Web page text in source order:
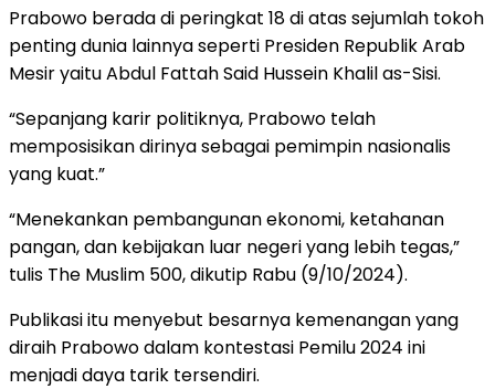
Prabowo berada di peringkat 18 di atas sejumlah tokoh
penting dunia lainnya seperti Presiden Republik Arab
Mesir yaitu Abdul Fattah Said Hussein Khalil as-Sisi.
“Sepanjang karir politiknya, Prabowo telah
memposisikan dirinya sebagai pemimpin nasionalis
yang kuat.”
“Menekankan pembangunan ekonomi, ketahanan
pangan, dan kebijakan luar negeri yang lebih tegas,”
tulis The Muslim 500, dikutip Rabu (9/10/2024).
Publikasi itu menyebut besarnya kemenangan yang
diraih Prabowo dalam kontestasi Pemilu 2024 ini
menjadi daya tarik tersendiri.